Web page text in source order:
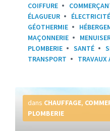
COIFFURE
ÉLAGUEUR
ÉLECTRICITÉ
GÉOTHERMIE
MAÇONNERIE
PLOMBERIE
SANTÉ
TRANSPORT
TRAVAUX
dans CHAUFFAGE,
PLOMBERIE
d'infos